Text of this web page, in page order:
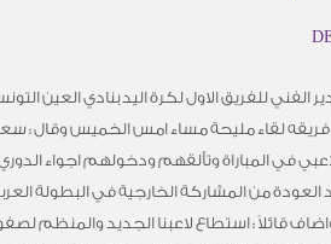
الفني للفريق الاول لكرة اليد بنادي العين
لقاء مليحة مساء امس الخميس وقال :
في المباراة وتألقهم ودخولهم اجواء
قائلاً : استطاع لاعبنا الجديد والمنظم